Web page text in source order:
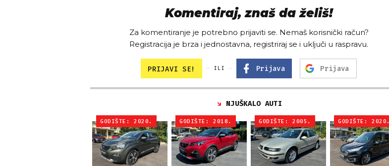
Komentiraj, znaš da želiš!
Za komentiranje je potrebno prijaviti se. Nemaš korisnički račun?
Registracija je brza i jednostavna, registriraj se i uključi u raspravu.
PRIJAVI SE! ILI Prijava Prijava
NJUŠKALO AUTI
GODIŠTE: 2020. GODIŠTE: 2020.
GODIŠTE: 2018. GODIŠTE: 2005.